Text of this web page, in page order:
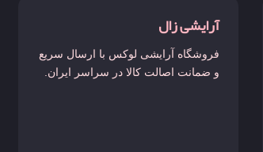
آرایشی زال
فروشگاه آرایشی لوکس با ارسال سریع
و ضمانت اصالت کالا در سراسر ایران.